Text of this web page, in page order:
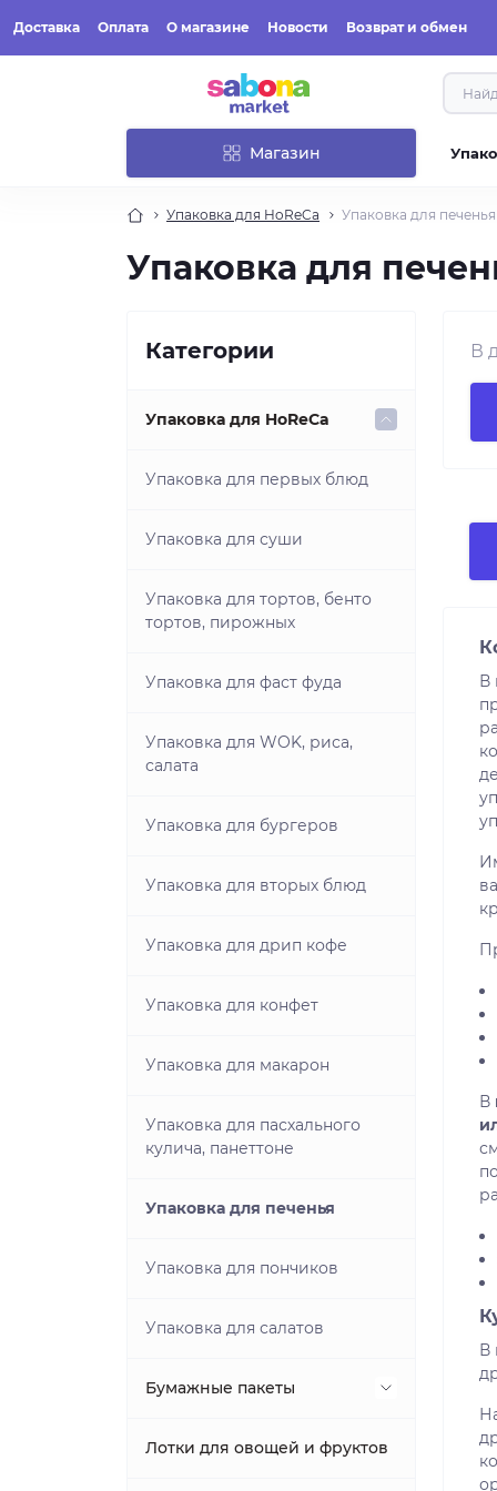
Доставка Оплата О магазине Новости Возврат и обмен
Магазин
Упаковка для HoReCa Упаковка для печенья
Упаковка для
Категории
Упаковка для HoReCa
Упаковка для первых блюд
Упаковка для суши
Упаковка для тортов, бенто
тортов, пирожных
Упаковка для фаст фуда
Упаковка для WOK, риса,
салата
Упаковка для бургеров
Упаковка для вторых блюд
Упаковка для дрип кофе
Упаковка для конфет
Упаковка для макарон
Упаковка для пасхального
кулича, панеттоне
Упаковка для печенья
Упаковка для пончиков
Упаковка для салатов
Бумажные пакеты
Подарочные пакеты
Лотки для овощей и фруктов
В
В
В
В